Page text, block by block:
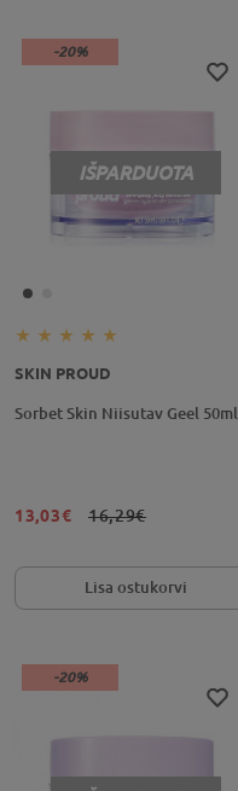
IŠPARDUOTA
-20%
SKIN PROUD
Sorbet Skin Niisutav Geel 50ml
13,03€ 16,29€
Lisa ostukorvi
-20%